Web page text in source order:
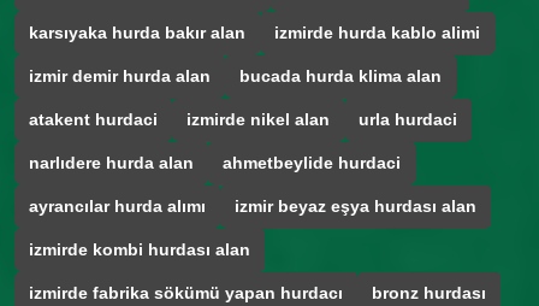
karsıyaka hurda bakır alan izmirde hurda kablo alimi
izmir demir hurda alan bucada hurda klima alan
atakent hurdaci izmirde nikel alan urla hurdaci
narlıdere hurda alan ahmetbeylide hurdaci
ayrancılar hurda alımı izmir beyaz eşya hurdası alan
izmirde kombi hurdası alan
izmirde fabrika sökümü yapan hurdacı bronz hurdası